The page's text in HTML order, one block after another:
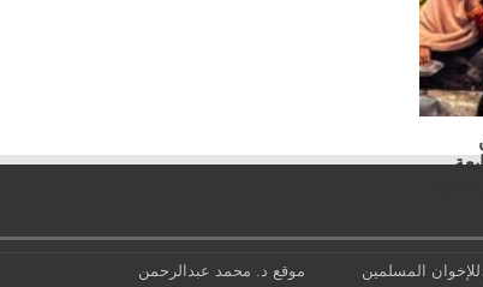
للإخوان المسلمين موقع د. محمد عبدالرحمن